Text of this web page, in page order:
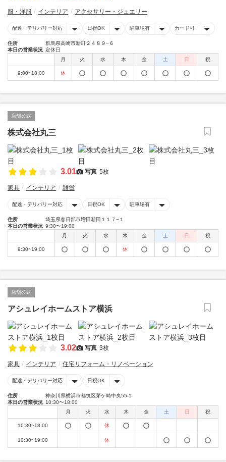
服・洋服 インテリア アクセサリー・ジュエリー
配達・デリバリー対応 日祝OK 駐車場有 カード可
住所
群馬県高崎市新町２４８９−６
本日の営業状況 定休日
月
火 水 木 金 土 日 祝
9:00~18:00 休
店舗公式
株式会社丸三
3.01 写真 5枚
家具 インテリア 雑貨
配達・デリバリー対応 日祝OK 駐車場有
住所
埼玉県春日部市増田新田１１７−１
本日の営業状況 9:30〜19:00
月
火 水 木 金 土 日 祝
9:30~19:00 休
店舗公式
アシュレイホームストア横浜
3.02 写真 3枚
家具 インテリア 住宅リフォーム・リノベーション
配達・デリバリー対応 日祝OK
住所
神奈川県横浜市都筑区茅ケ崎中央55-1
本日の営業状況 10:30〜18:00
月
火 水 木 金 土 日 祝
10:30~18:00 休
10:30~19:00 休